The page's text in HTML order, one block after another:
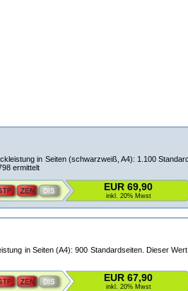
in Seiten (schwarzweiß, A4): 1.100
ermittelt
EUR 69,90
inkl. 20% Mwst
in Seiten (A4): 900 Standardseiten. Dieser
EUR 67,90
inkl. 20% Mwst